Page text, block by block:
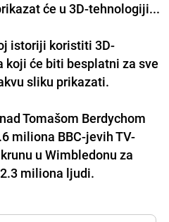
će u 3D-tehnologiji...
istoriji koristiti 3D-
će biti besplatni za sve
sliku prikazati.
Tomašom Berdychom
miliona BBC-jevih TV-
u Wimbledonu za
miliona ljudi.